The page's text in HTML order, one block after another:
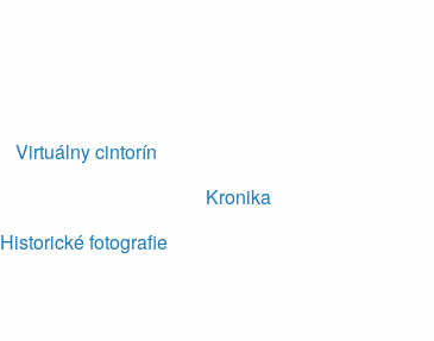
Virtuálny cintorín
Historické fotografie
Kronika